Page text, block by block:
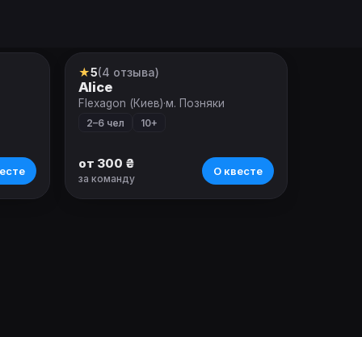
VR-квест
★5(4 отзыва)
Alice
Flexagon (Киев)·м. Позняки
2–6 чел 10+
от 300 ₴
за команду
О квесте